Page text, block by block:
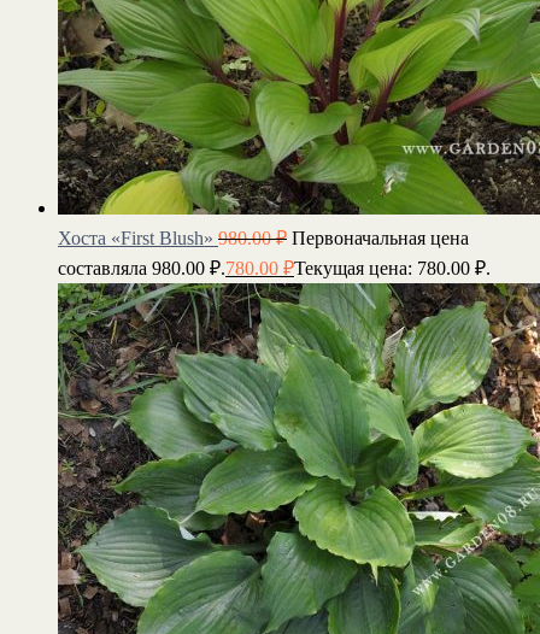
Хоста «First Blush» 980.00₽ Первоначальная цена
составляла 980.00 ₽.780.00 ₽Текущая цена: 780.00 ₽.